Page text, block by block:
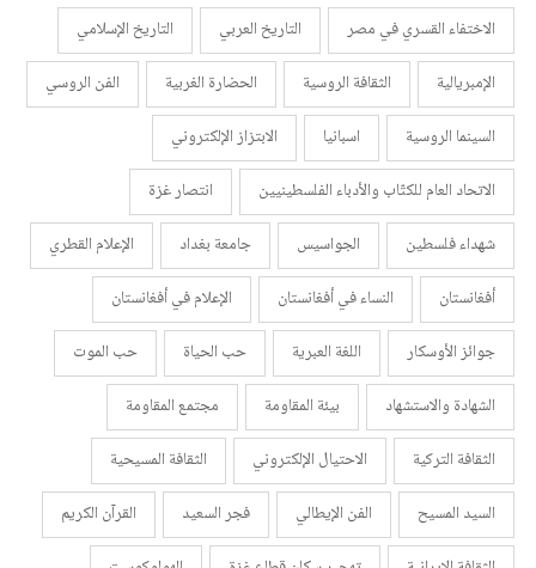
الاختفاء القسري في مصر
التاريخ العربي
التاريخ الإسلامي
الإمبريالية
الثقافة الروسية الحضارة الغربية
الفن الروسي
السينما الروسية
اسبانيا
الابتزاز الإلكتروني
الاتحاد العام للكتّاب والأدباء الفلسطينيين
انتصار غزة
شهداء فلسطين
الجواسيس جامعة بغداد
الإعلام القطري
أفغانستان
النساء في أفغانستان
الإعلام في أفغانستان
جوائز الأوسكار
اللغة العبرية حب الحياة
حب الموت
الشهادة والاستشهاد
بيئة المقاومة
مجتمع المقاومة
الثقافة التركية
الاحتيال الإلكتروني
الثقافة المسيحية
السيد المسيح
الفن الإيطالي فجر السعيد
القرآن الكريم